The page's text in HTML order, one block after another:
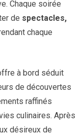
Chaque soirée
de spectacles,
chaque
à bord séduit
de découvertes
raffinés
culinaires. Après
désireux de